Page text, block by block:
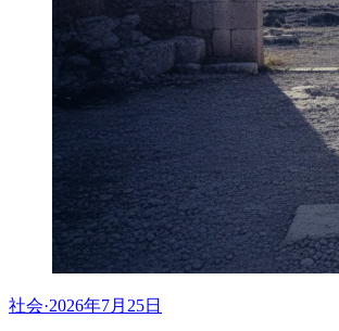
社会·2026年7月25日